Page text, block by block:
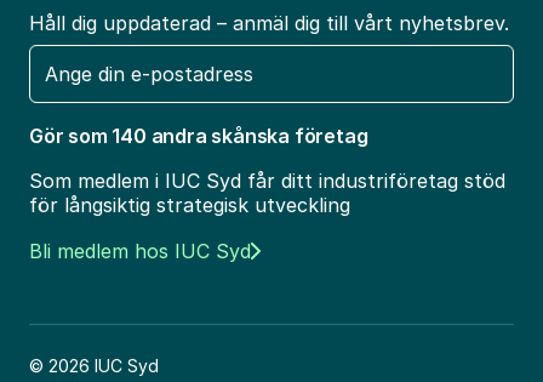
Håll dig uppdaterad – anmäl dig till vårt nyhetsbrev.
E-
post
Gör som 140 andra skånska företag
Som medlem i IUC Syd får ditt industriföretag stöd
för långsiktig strategisk utveckling
Bli medlem hos IUC Syd
© 2026 IUC Syd